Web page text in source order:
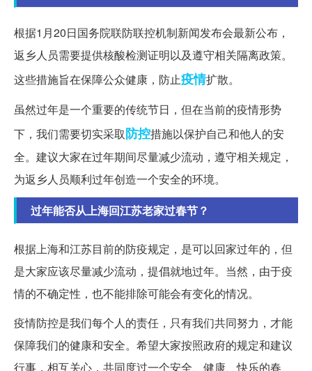
根据1月20日国务院联防联控机制新闻发布会最新公布，
返乡人员需要提供核酸检测证明以及遵守相关隔离政策。
这些措施旨在保障公众健康，防止疫情扩散。
虽然过年是一个重要的传统节日，但在当前的疫情形势
下，我们需要切实采取防控措施以保护自己和他人的安
全。建议大家在过年期间尽量减少流动，遵守相关规定，
为返乡人员顺利过年创造一个安全的环境。
过年能否从上海回江苏老家过春节？
根据上海和江苏目前的防疫规定，是可以回家过年的，但
是大家应该尽量减少流动，提倡就地过年。当然，由于疫
情的不确定性，也不能排除可能会有变化的情况。
疫情防控是我们每个人的责任，只有我们共同努力，才能
保障我们的健康和安全。希望大家按照政府的规定和建议
行事，相互关心，共同度过一个安全、健康、快乐的春